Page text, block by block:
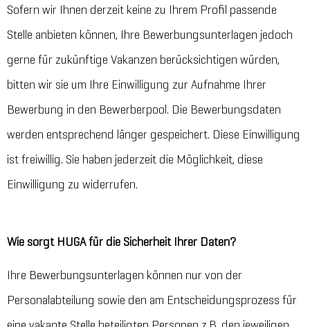
Sofern wir Ihnen derzeit keine zu Ihrem Profil passende
Stelle anbieten können, Ihre Bewerbungsunterlagen jedoch
gerne für zukünftige Vakanzen berücksichtigen würden,
bitten wir sie um Ihre Einwilligung zur Aufnahme Ihrer
Bewerbung in den Bewerberpool. Die Bewerbungsdaten
werden entsprechend länger gespeichert. Diese Einwilligung
ist freiwillig. Sie haben jederzeit die Möglichkeit, diese
Einwilligung zu widerrufen.
Wie sorgt HUGA für die Sicherheit Ihrer Daten?
Ihre Bewerbungsunterlagen können nur von der
Personalabteilung sowie den am Entscheidungsprozess für